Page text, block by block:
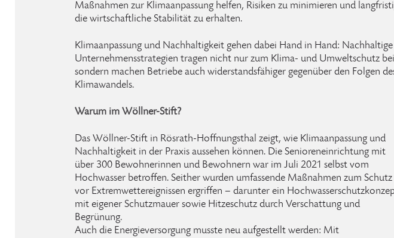
Maßnahmen zur Klimaanpassung helfen, Risiken zu minimieren und
die wirtschaftliche Stabilität zu erhalten.
Klimaanpassung und Nachhaltigkeit gehen dabei Hand in Hand: Nachhaltige
Unternehmensstrategien tragen nicht nur zum Klima- und Umweltschutz
sondern machen Betriebe auch widerstandsfähiger gegenüber den Folgen
Klimawandels.
Warum im Wöllner-Stift?
Das Wöllner-Stift in Rösrath-Hoffnungsthal zeigt, wie Klimaanpassung und
Nachhaltigkeit in der Praxis aussehen können. Die Senioreneinrichtung mit
über 300 Bewohnerinnen und Bewohnern war im Juli 2021 selbst vom
Hochwasser betroffen. Seither wurden umfassende Maßnahmen zum Schutz
vor Extremwettereignissen ergriffen – darunter ein
mit eigener Schutzmauer sowie Hitzeschutz durch Verschattung und
Begrünung.
Auch die Energieversorgung musste neu aufgestellt werden: Mit